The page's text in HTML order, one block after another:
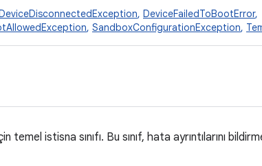
, DeviceFailedToBootError,
, SandboxConfigurationException,
istisna sınıfı. Bu sınıf, hata ayrıntılarını